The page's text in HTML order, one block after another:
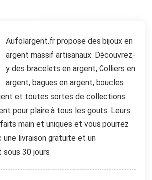
Aufolargent.fr propose des bijoux en
argent massif artisanaux. Découvrez-
y des bracelets en argent, Colliers en
argent, bagues en argent, boucles
et toutes sortes de collections
pour plaire à tous les gouts. Leurs
main et uniques et vous pourrez
une livraison gratuite et un
sous 30 jours